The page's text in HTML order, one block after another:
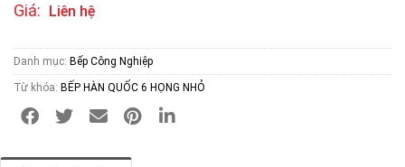
Giá: Liên hệ
Danh mục: Bếp Công Nghiệp
Từ khóa: BẾP HÀN QUỐC 6 HỌNG NHỎ